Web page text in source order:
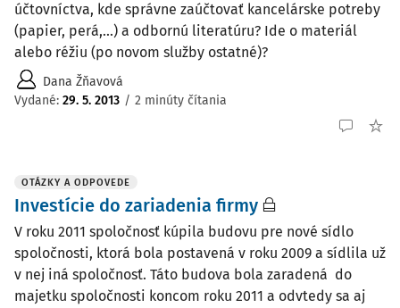
účtovníctva, kde správne zaúčtovať kancelárske potreby
(papier, perá,...) a odbornú literatúru? Ide o materiál
alebo réžiu (po novom služby ostatné)?
Dana Žňavová
Vydané: 29. 5. 2013 / 2 minúty čítania
OTÁZKY A ODPOVEDE
Investície do zariadenia firmy
V roku 2011 spoločnosť kúpila budovu pre nové sídlo
spoločnosti, ktorá bola postavená v roku 2009 a sídlila už
v nej iná spoločnosť. Táto budova bola zaradená do
majetku spoločnosti koncom roku 2011 a odvtedy sa aj